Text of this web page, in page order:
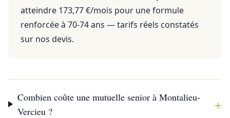
atteindre 173,77 €/mois pour une formule
renforcée à 70-74 ans — tarifs réels constatés
sur nos devis.
Combien coûte une mutuelle senior à Montalieu-
Vercieu ?
+